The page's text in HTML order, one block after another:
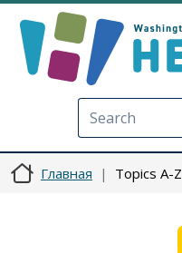
Главная Topics A-Z